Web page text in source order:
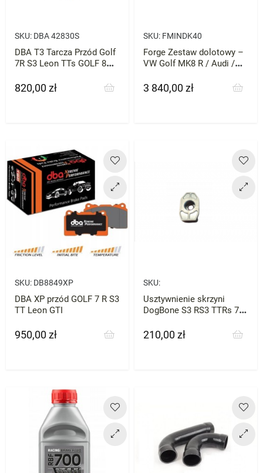
SKU: DBA 42830S
DBA T3 Tarcza Przód Golf
7R S3 Leon TTs GOLF 8
Cena
820,00 zł
SKU: FMINDK40
Forge Zestaw dolotowy –
VW Golf MK8 R / Audi /
– silniki EA888
Cena
3 840,00 zł
SKU: DB8849XP
DBA XP przód GOLF 7 R S3
TT Leon GTI
Cena
950,00 zł
SKU:
Usztywnienie skrzyni
DogBone S3 RS3 TTRs 7R
BAR-TEK
Cena
210,00 zł